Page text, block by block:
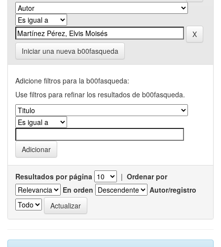
Iniciar una nueva b00fasqueda
Adicione filtros para la b00fasqueda:
Use filtros para refinar los resultados de b00fasqueda.
Resultados por página | Ordenar por
En orden
Autor/registro